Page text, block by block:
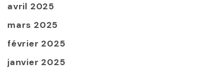
avril 2025
mars 2025
février 2025
janvier 2025